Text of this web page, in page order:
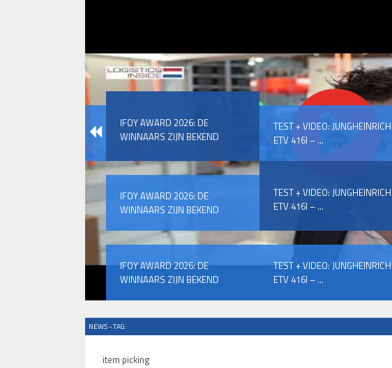
IFOY AWARD 2026: DE
WINNAARS ZIJN BEKEND
TEST + VIDEO: JUNGHEINRICH
ETV 416I – ...
IFOY AWARD 2026: DE
WINNAARS ZIJN BEKEND
TEST + VIDEO: JUNGHEINRICH
ETV 416I – ...
IFOY AWARD 2026: DE
WINNAARS ZIJN BEKEND
TEST + VIDEO: JUNGHEINRICH
ETV 416I – ...
NEWS - TAG:
item picking